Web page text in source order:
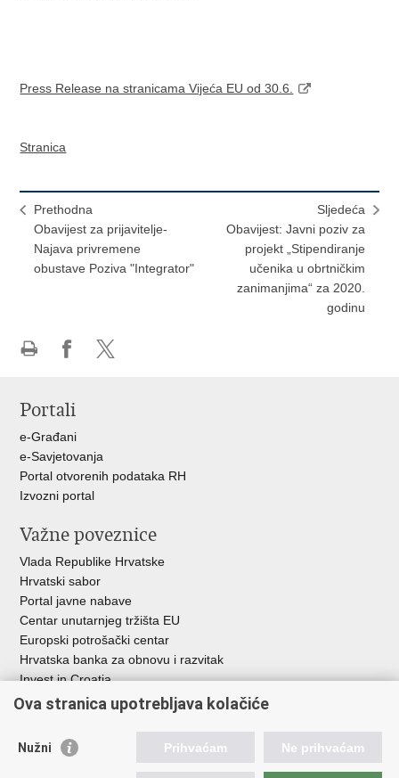
Press Release na stranicama Vijeća EU od 30.6.
Stranica
Prethodna
Obavijest za prijavitelje-
Najava privremene
obustave Poziva "Integrator"
Sljedeća
Obavijest: Javni poziv za
projekt „Stipendiranje
učenika u obrtničkim
zanimanjima“ za 2020.
godinu
Facebooku
Portali
e-Građani
e-Savjetovanja
Portal otvorenih podataka RH
Izvozni portal
Važne poveznice
Vlada Republike Hrvatske
Hrvatski sabor
Portal javne nabave
Centar unutarnjeg tržišta EU
Europski potrošački centar
Hrvatska banka za obnovu i razvitak
Invest in Croatia
Europska banka za obnovu i razvoj
Središnja agencija za financiranje i ugovaranje
Ova stranica upotrebljava kolačiće
Nužni Prihvaćam Ne prihvaćam